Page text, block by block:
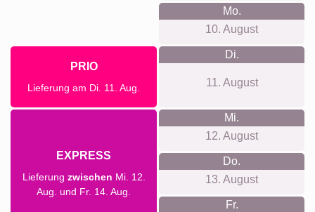
Mo.
10. August
PRIO
Lieferung am Di. 11. Aug.
Di.
11. August
EXPRESS
Lieferung zwischen Mi. 12.
Aug. und Fr. 14. Aug.
Mi.
12. August
Do.
13. August
Fr.